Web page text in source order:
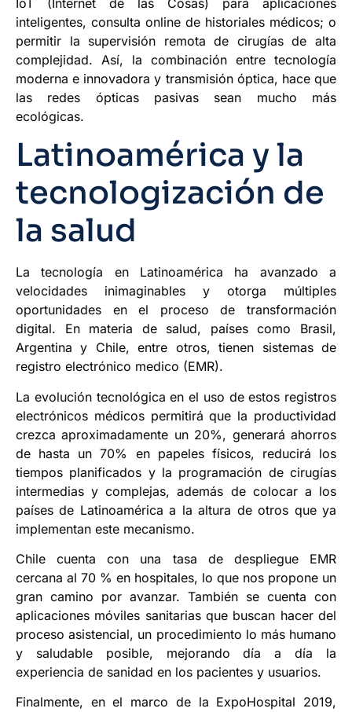
inteligentes, consulta online de historiales médicos; o
permitir la supervisión remota de cirugías de alta
complejidad. Así, la combinación entre tecnología
moderna e innovadora y transmisión óptica, hace que
las redes ópticas pasivas sean mucho más
ecológicas.
Latinoamérica y la
tecnologización de
la salud
La tecnología en Latinoamérica ha avanzado a
velocidades inimaginables y otorga múltiples
oportunidades en el proceso de transformación
digital. En materia de salud, países como Brasil,
Argentina y Chile, entre otros, tienen sistemas de
registro electrónico medico (EMR).
La evolución tecnológica en el uso de estos registros
electrónicos médicos permitirá que la productividad
crezca aproximadamente un 20%, generará ahorros
de hasta un 70% en papeles físicos, reducirá los
tiempos planificados y la programación de cirugías
intermedias y complejas, además de colocar a los
países de Latinoamérica a la altura de otros que ya
implementan este mecanismo.
Chile cuenta con una tasa de despliegue EMR
cercana al 70 % en hospitales, lo que nos propone un
gran camino por avanzar. También se cuenta con
aplicaciones móviles sanitarias que buscan hacer del
proceso asistencial, un procedimiento lo más humano
y saludable posible, mejorando día a día la
experiencia de sanidad en los pacientes y usuarios.
Finalmente, en el marco de la ExpoHospital 2019,